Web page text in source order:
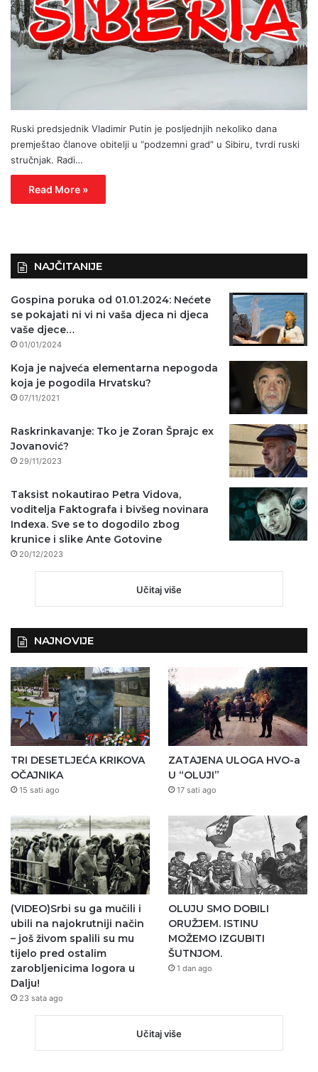
Ruski predsjednik Vladimir Putin je posljednjih nekoliko dana
premještao članove obitelji u “podzemni grad” u Sibiru, tvrdi ruski
stručnjak. Radi…
Read More »
NAJČITANIJE
Gospina poruka od 01.01.2024: Nećete
se pokajati ni vi ni vaša djeca ni djeca
vaše djece…
01/01/2024
Koja je najveća elementarna nepogoda
koja je pogodila Hrvatsku?
07/11/2021
Raskrinkavanje: Tko je Zoran Šprajc ex
Jovanović?
29/11/2023
Taksist nokautirao Petra Vidova,
voditelja Faktografa i bivšeg novinara
Indexa. Sve se to dogodilo zbog
krunice i slike Ante Gotovine
20/12/2023
Učitaj više
NAJNOVIJE
TRI DESETLJEĆA KRIKOVA
OČAJNIKA
15 sati ago
ZATAJENA ULOGA HVO-a
U “OLUJI”
17 sati ago
(VIDEO)Srbi su ga mučili i
ubili na najokrutniji način
– još živom spalili su mu
tijelo pred ostalim
zarobljenicima logora u
Dalju!
23 sata ago
OLUJU SMO DOBILI
ORUŽJEM. ISTINU
MOŽEMO IZGUBITI
ŠUTNJOM.
1 dan ago
Učitaj više